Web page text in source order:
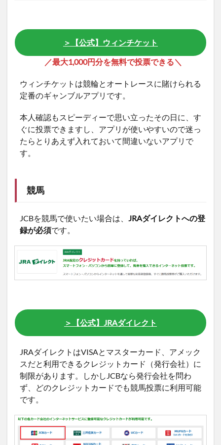
＞【公式】ウィンチケット
／最大1,000円分を無料で投票できる＼
ウィンチケットは競輪とオートレースに賭けられる
定番のギャンブルアプリです。
本人確認もスピーディーで思い立ったその日に、す
ぐに投票できますし、アプリが使いやすいので迷っ
たらとりあえず入れておいて間違いないアプリで
す。
競馬
JCBを競馬で使いたい場合は、 JRAダイレクトへの登
録が必須です。
＞【公式】JRAダイレクト
JRAダイレクトはVISAとマスターカード、アメック
スだと利用できるクレジットカード（発行会社）に
制限があります。しかしJCBなら発行会社を問わ
ず、どのクレジットカードでも競馬投票に利用可能
です。